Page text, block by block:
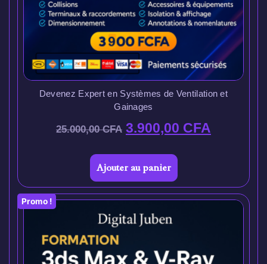
Devenez Expert en Systèmes de Ventilation et
Gainages
25.000,00CFA 3.900,00 CFA
Ajouter au panier
Promo !